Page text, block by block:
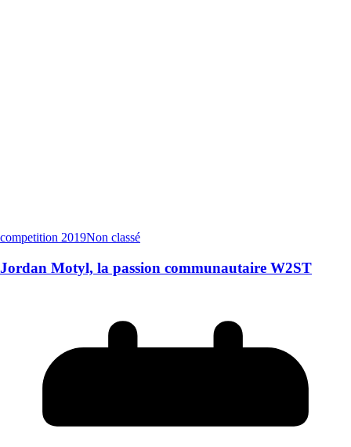
competition 2019Non classé
Jordan Motyl, la passion communautaire W2ST